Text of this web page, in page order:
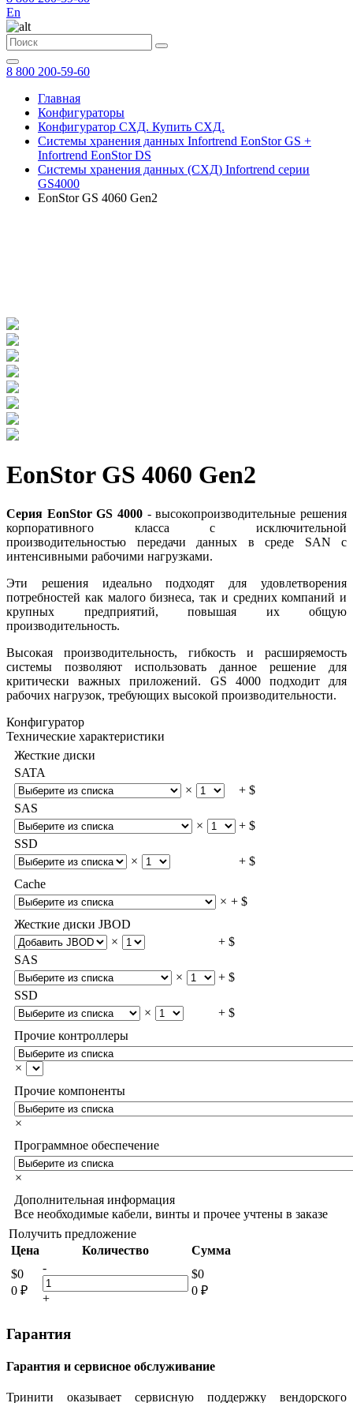
En
8 800 200-59-60
Главная
Конфигураторы
Конфигуратор СХД. Купить СХД.
Системы хранения данных Infortrend EonStor GS +
Infortrend EonStor DS
Системы хранения данных (СХД) Infortrend серии
GS4000
EonStor GS 4060 Gen2
EonStor GS 4060 Gen2
Серия EonStor GS 4000 - высокопроизводительные решения
корпоративного класса с исключительной
производительностью передачи данных в среде SAN с
интенсивными рабочими нагрузками.
Эти решения идеально подходят для удовлетворения
потребностей как малого бизнеса, так и средних компаний и
крупных предприятий, повышая их общую
производительность.
Высокая производительность, гибкость и расширяемость
системы позволяют использовать данное решение для
критически важных приложений. GS 4000 подходит для
рабочих нагрузок, требующих высокой производительности.
Конфигуратор
Технические характеристики
Жесткие диски
SATA
×
+ $
SAS
×
+ $
SSD
×
+ $
Cache
× + $
Жесткие диски JBOD
×
+ $
SAS
×
+ $
SSD
×
+ $
Прочие контроллеры
×
Прочие компоненты
×
Программное обеспечение
×
Дополнительная информация
Все необходимые кабели, винты и прочее учтены в заказе
Получить предложение
Цена
Количество
Сумма
$0
0 ₽
-
+
$0
0 ₽
Гарантия
Гарантия и сервисное обслуживание
Тринити оказывает сервисную поддержку вендорского